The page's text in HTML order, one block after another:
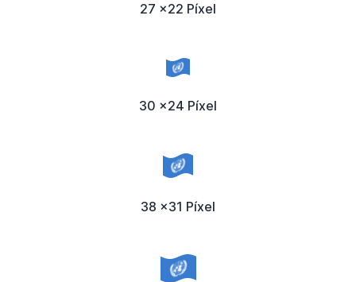
27 x22 Píxel
30 x24 Píxel
38 x31 Píxel